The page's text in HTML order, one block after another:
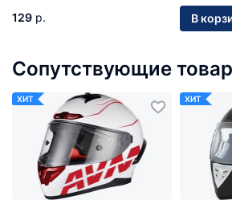
129 р. В
Сопутствующие
ХИТ ХИТ